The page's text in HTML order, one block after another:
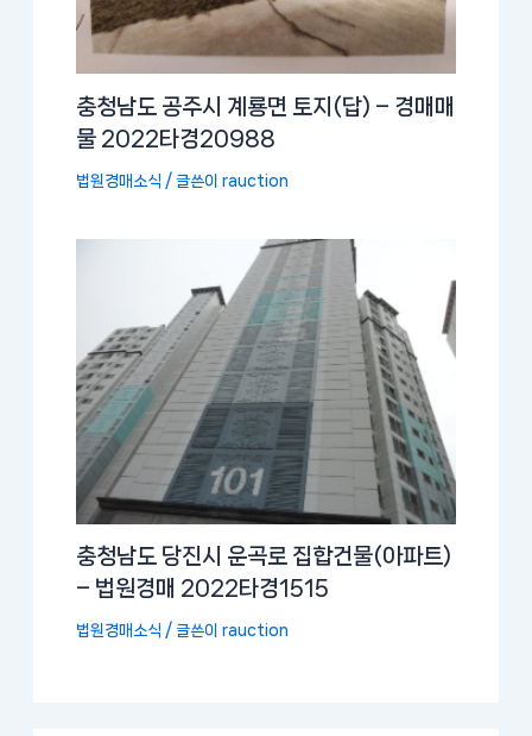
충청남도 공주시 계룡면 토지(답) – 경매매
물 2022타경20988
법원경매소식 / 글쓴이rauction
충청남도 당진시 운곡로 집합건물(아파트)
– 법원경매 2022타경1515
법원경매소식 / 글쓴이rauction